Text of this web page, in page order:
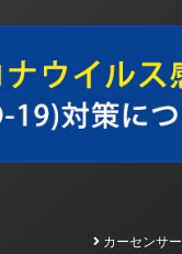
カーセンサー